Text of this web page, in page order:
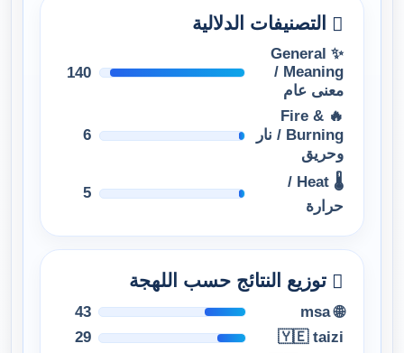
التصنيفات الدلالية
✨ General
Meaning /
معنى عام
140
🔥 Fire &
Burning / نار
وحريق
6
🌡 Heat /
حرارة
5
توزيع النتائج حسب اللهجة
🌐 msa
43
🇾🇪 taizi
29